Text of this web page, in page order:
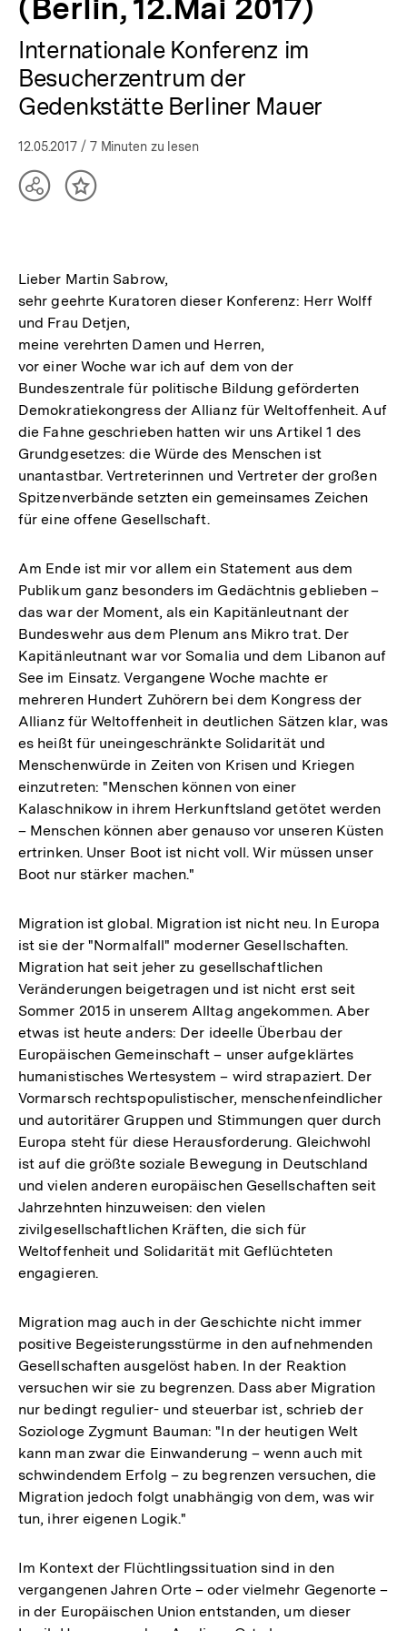
(Berlin, 12.Mai 2017)
Internationale Konferenz im
Besucherzentrum der
Gedenkstätte Berliner Mauer
12.05.2017 / 7 Minuten zu lesen
TeilenInhalt
Lieber Martin Sabrow,
sehr geehrte Kuratoren dieser Konferenz: Herr Wolff
und Frau Detjen,
meine verehrten Damen und Herren,
vor einer Woche war ich auf dem von der
Bundeszentrale für politische Bildung geförderten
Demokratiekongress der Allianz für Weltoffenheit. Auf
die Fahne geschrieben hatten wir uns Artikel 1 des
Grundgesetzes: die Würde des Menschen ist
unantastbar. Vertreterinnen und Vertreter der großen
Spitzenverbände setzten ein gemeinsames Zeichen
für eine offene Gesellschaft.
Am Ende ist mir vor allem ein Statement aus dem
Publikum ganz besonders im Gedächtnis geblieben –
das war der Moment, als ein Kapitänleutnant der
Bundeswehr aus dem Plenum ans Mikro trat. Der
Kapitänleutnant war vor Somalia und dem Libanon auf
See im Einsatz. Vergangene Woche machte er
mehreren Hundert Zuhörern bei dem Kongress der
Allianz für Weltoffenheit in deutlichen Sätzen klar, was
es heißt für uneingeschränkte Solidarität und
Menschenwürde in Zeiten von Krisen und Kriegen
einzutreten: "Menschen können von einer
Kalaschnikow in ihrem Herkunftsland getötet werden
– Menschen können aber genauso vor unseren Küsten
ertrinken. Unser Boot ist nicht voll. Wir müssen unser
Boot nur stärker machen."
Migration ist global. Migration ist nicht neu. In Europa
ist sie der "Normalfall" moderner Gesellschaften.
Migration hat seit jeher zu gesellschaftlichen
Veränderungen beigetragen und ist nicht erst seit
Sommer 2015 in unserem Alltag angekommen. Aber
etwas ist heute anders: Der ideelle Überbau der
Europäischen Gemeinschaft – unser aufgeklärtes
humanistisches Wertesystem – wird strapaziert. Der
Vormarsch rechtspopulistischer, menschenfeindlicher
und autoritärer Gruppen und Stimmungen quer durch
Europa steht für diese Herausforderung. Gleichwohl
ist auf die größte soziale Bewegung in Deutschland
und vielen anderen europäischen Gesellschaften seit
Jahrzehnten hinzuweisen: den vielen
zivilgesellschaftlichen Kräften, die sich für
Weltoffenheit und Solidarität mit Geflüchteten
engagieren.
Migration mag auch in der Geschichte nicht immer
positive Begeisterungsstürme in den aufnehmenden
Gesellschaften ausgelöst haben. In der Reaktion
versuchen wir sie zu begrenzen. Dass aber Migration
nur bedingt regulier- und steuerbar ist, schrieb der
Soziologe Zygmunt Bauman: "In der heutigen Welt
kann man zwar die Einwanderung – wenn auch mit
schwindendem Erfolg – zu begrenzen versuchen, die
Migration jedoch folgt unabhängig von dem, was wir
tun, ihrer eigenen Logik."
Im Kontext der Flüchtlingssituation sind in den
vergangenen Jahren Orte – oder vielmehr Gegenorte –
in der Europäischen Union entstanden, um dieser